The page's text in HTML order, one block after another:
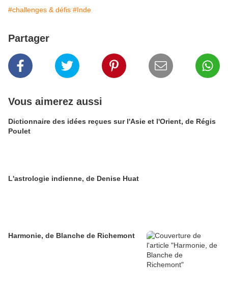
#challenges & défis #Inde
Partager
Vous aimerez aussi
Dictionnaire des idées reçues sur l'Asie et l'Orient, de Régis
Poulet
L'astrologie indienne, de Denise Huat
Harmonie, de Blanche de Richemont